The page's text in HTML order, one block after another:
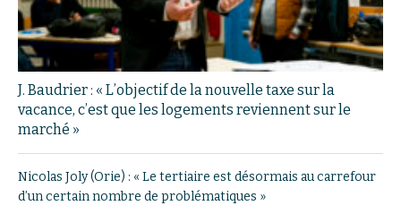
J. Baudrier : « L’objectif de la nouvelle taxe sur la
vacance, c’est que les logements reviennent sur le
marché »
Nicolas Joly (Orie) : « Le tertiaire est désormais au carrefour
d’un certain nombre de problématiques »